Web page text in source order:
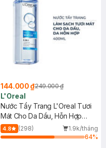
144.000 ₫249.000 ₫
L'Oreal
Nước Tẩy Trang L'Oreal Tươi
Mát Cho Da Dầu, Hỗn Hợp
400ml
4.8 (298)
1.9k/tháng
64%